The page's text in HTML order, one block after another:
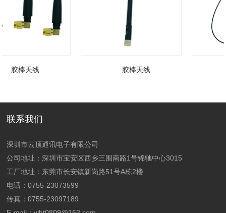
胶棒天线 胶棒天线
联系我们
深圳市云顶通讯电子有限公司
公司地址：深圳市宝安区西乡三围南路1号锦驰中心3015
工厂地址： 东莞市长安镇新岗路51号A栋2楼
电话：0755-23073599
传真：0755-23097189